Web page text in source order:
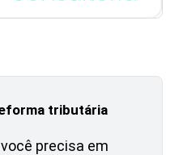
tributária
precisa em